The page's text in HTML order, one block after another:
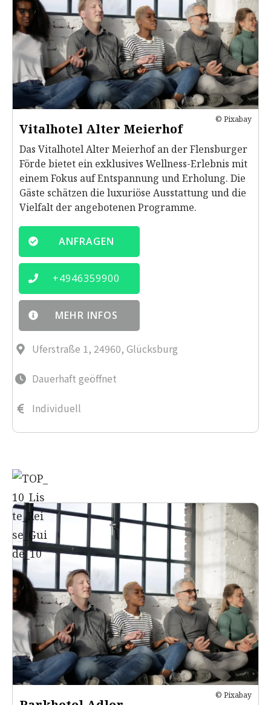
© Pixabay
Vitalhotel Alter Meierhof
Das Vitalhotel Alter Meierhof an der Flensburger
Förde bietet ein exklusives Wellness-Erlebnis mit
einem Fokus auf Entspannung und Erholung. Die
Gäste schätzen die luxuriöse Ausstattung und die
Vielfalt der angebotenen Programme.
ANFRAGEN
+4946359900
MEHR INFOS
Uferstraße 1, 24960, Glücksburg
Dauerhaft geöffnet
Individuell
© Pixabay